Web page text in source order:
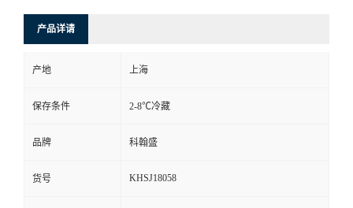
产品详请
产地 上海
保存条件 2-8℃冷藏
品牌 科翰盛
货号 KHSJ18058